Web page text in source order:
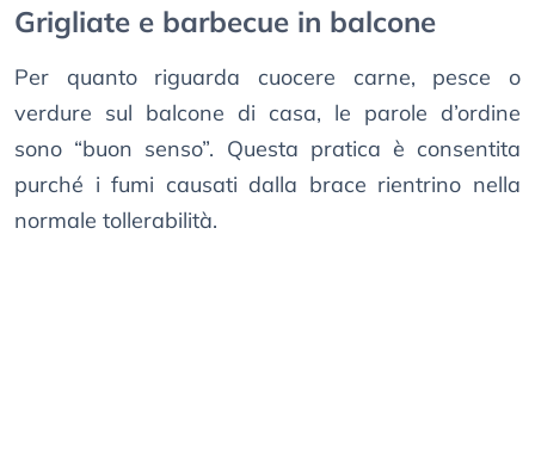
Grigliate e barbecue in balcone
Per quanto riguarda cuocere carne, pesce o
verdure sul balcone di casa, le parole d’ordine
sono “buon senso”. Questa pratica è consentita
purché i fumi causati dalla brace rientrino nella
normale tollerabilità.